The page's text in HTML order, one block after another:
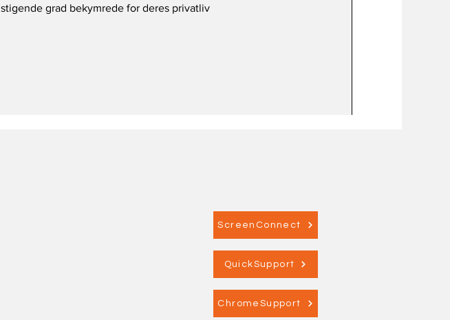
stigende grad bekymrede for deres privatliv
ScreenConnect
QuickSupport
ChromeSupport